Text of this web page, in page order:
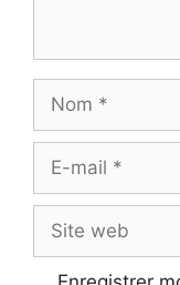
Nom
Site
web